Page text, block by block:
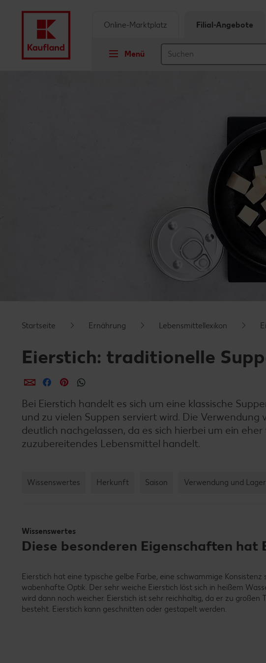
Menü
Online-Marktplatz Filial-Angebote
Startseite Ernährung Lebensmittellexikon
Eierstich: traditionelle
per E-Mail teilen
per Facebook teilen
per Pinterest teilen
Bei Eierstich handelt es sich um eine klassische
und zu vielen Suppen serviert wird. Die Verwendung
deutlich nachgelassen, da es sich hierbei um ein
zuzubereitendes Lebensmittel handelt.
Wissenswertes Herkunft Saison Verwendung und
Wissenswertes
Diese besonderen Eigenschaften hat
Eierstich hat eine typische gelbe Farbe, eine schwammige Konsistenz
wabenhafte Optik. Der sehr weiche Eierstich löst sich in heißem
wird dann noch weicher. Eierstich ist sehr reichhaltig, da er zu großen
besteht. Eierstich kann geschnitten oder gestapelt werden.